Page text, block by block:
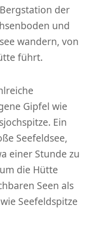
der
und
wandern, von
führt.
Gipfel wie
Ein
Seefeldsee,
einer Stunde zu
die Hütte
Seen als
Seefeldspitze